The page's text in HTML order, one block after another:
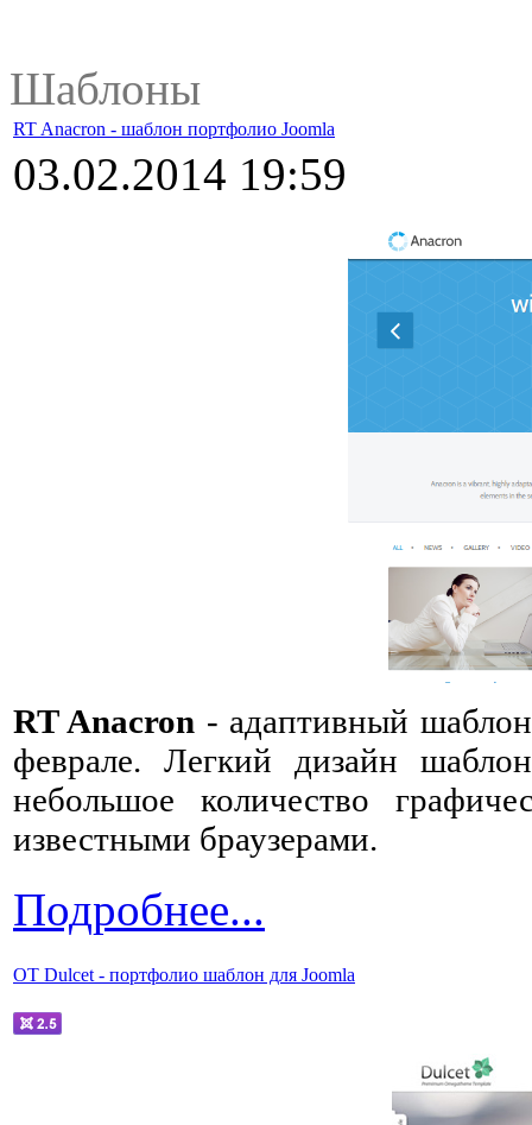
Шаблоны
RT Anacron - шаблон портфолио Joomla
03.02.2014 19:59
RT Anacron - адаптивный
феврале. Легкий дизайн
небольшое количество
известными браузерами.
Подробнее...
OT Dulcet - портфолио шаблон для Joomla